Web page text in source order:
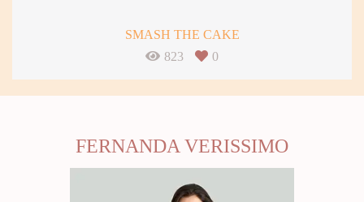
SMASH THE CAKE
823
0
FERNANDA VERISSIMO